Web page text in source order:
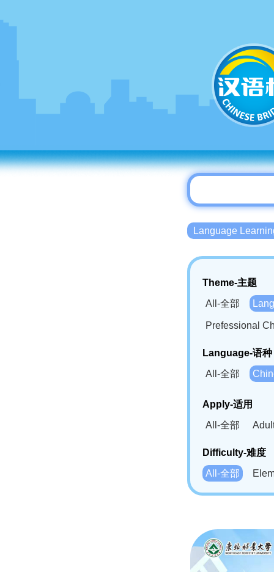
Language
Theme-主题
All-全部
Prefessional
Language-语种
All-全部
Bahasa
Swahili(SW)-
Apply-适用
All-全部
Difficulty-难度
All-全部